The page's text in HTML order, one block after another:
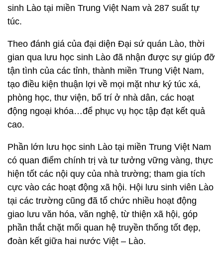
sinh Lào tại miền Trung Việt Nam và 287 suất tự
túc.
Theo đánh giá của đại diện Đại sứ quán Lào, thời
gian qua lưu học sinh Lào đã nhận được sự giúp đỡ
tận tình của các tỉnh, thành miền Trung Việt Nam,
tạo điều kiện thuận lợi về mọi mặt như ký túc xá,
phòng học, thư viện, bố trí ở nhà dân, các hoạt
động ngoại khóa…để phục vụ học tập đạt kết quả
cao.
Phần lớn lưu học sinh Lào tại miền Trung Việt Nam
có quan điểm chính trị và tư tưởng vững vàng, thực
hiện tốt các nội quy của nhà trường; tham gia tích
cực vào các hoạt động xã hội. Hội lưu sinh viên Lào
tại các trường cũng đã tổ chức nhiều hoạt động
giao lưu văn hóa, văn nghệ, từ thiện xã hội, góp
phần thắt chặt mối quan hệ truyền thống tốt đẹp,
đoàn kết giữa hai nước Việt – Lào.